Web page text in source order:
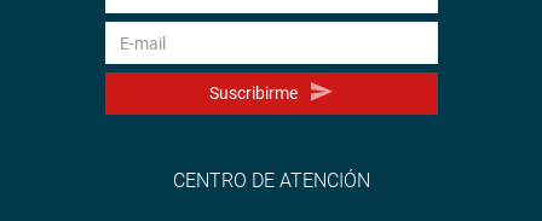
Suscribirme
CENTRO DE ATENCIÓN